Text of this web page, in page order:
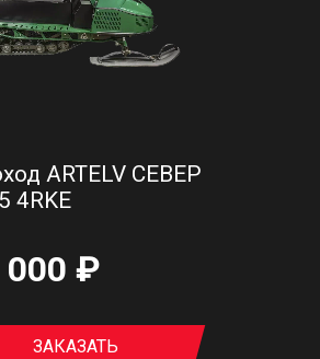
ARTELV СЕВЕР
4RKE
000 ₽
ЗАКАЗАТЬ